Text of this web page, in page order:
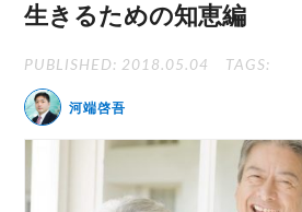
講師ブログ
体験セミナーの詳細
生きるための知恵編
PUBLISHED: 2018.05.04 TAGS:
河端啓吾